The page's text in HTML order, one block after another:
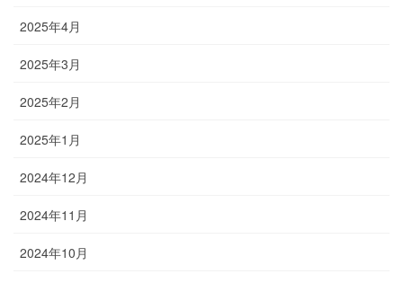
2025年4月
2025年3月
2025年2月
2025年1月
2024年12月
2024年11月
2024年10月